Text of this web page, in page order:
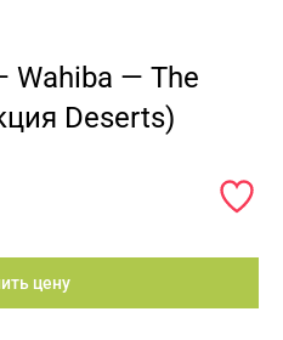
Wahiba — The
Deserts)
цену